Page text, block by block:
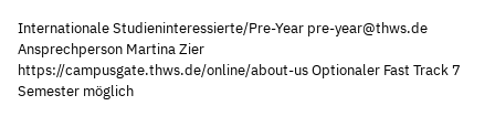
Internationale Studieninteressierte/Pre-Year pre-year@thws.de
Ansprechperson Martina Zier
https://campusgate.thws.de/online/about-us Optionaler Fast Track 7
Semester möglich